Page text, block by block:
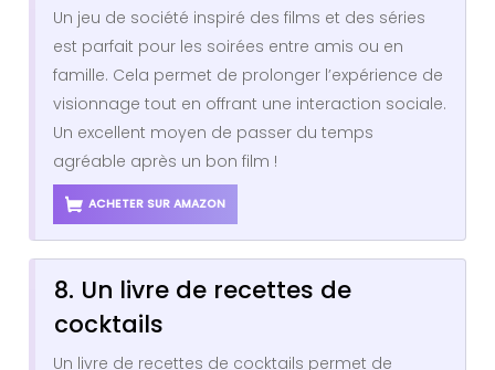
Un jeu de société inspiré des films et des séries
est parfait pour les soirées entre amis ou en
famille. Cela permet de prolonger l’expérience de
visionnage tout en offrant une interaction sociale.
Un excellent moyen de passer du temps
agréable après un bon film !
ACHETER SUR AMAZON
8. Un livre de recettes de
cocktails
Un livre de recettes de cocktails permet de